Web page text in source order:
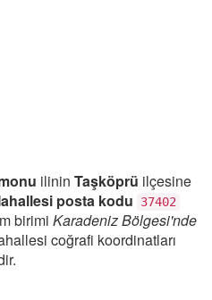
ilinin Taşköprü ilçesine
posta kodu 37402
birimi Karadeniz Bölgesi'nde
coğrafi koordinatları